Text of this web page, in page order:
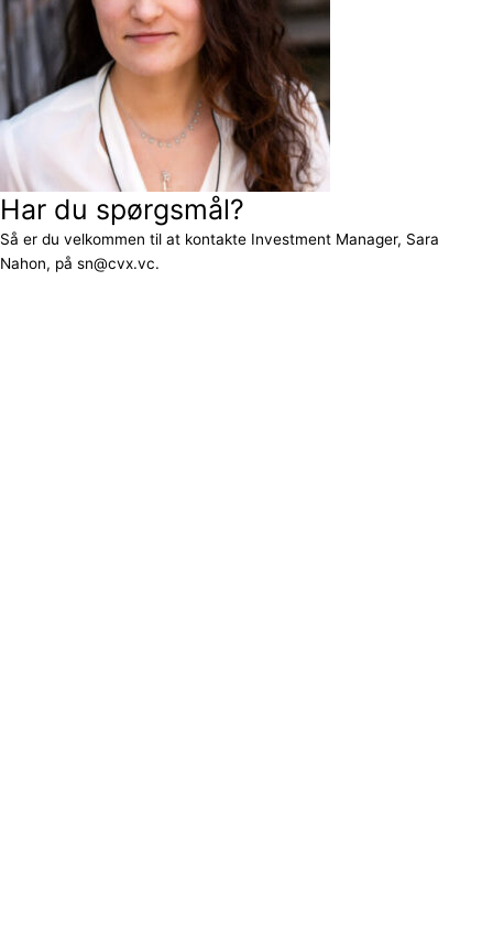
Har du spørgsmål?
Så er du velkommen til at kontakte Investment Manager, Sara
Nahon, på sn@cvx.vc.